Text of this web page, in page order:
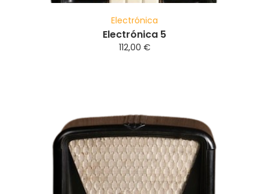
Electrónica
Electrónica 5
112,00 €